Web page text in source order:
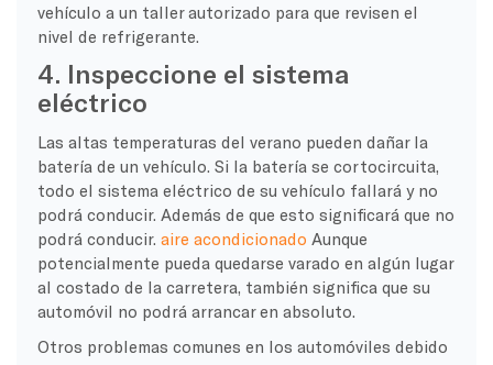
vehículo a un taller autorizado para que revisen el
nivel de refrigerante.
4. Inspeccione el sistema
eléctrico
Las altas temperaturas del verano pueden dañar la
batería de un vehículo. Si la batería se cortocircuita,
todo el sistema eléctrico de su vehículo fallará y no
podrá conducir. Además de que esto significará que no
podrá conducir. aire acondicionado Aunque
potencialmente pueda quedarse varado en algún lugar
al costado de la carretera, también significa que su
automóvil no podrá arrancar en absoluto.
Otros problemas comunes en los automóviles debido